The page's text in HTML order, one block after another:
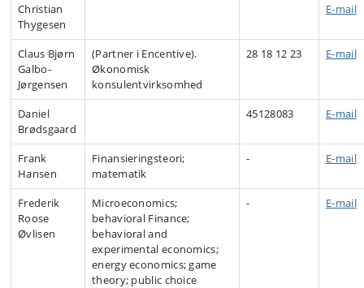
Christian
Thygesen
E-mail
Claus Bjørn
Galbo-
Jørgensen
(Partner i Encentive).
Økonomisk
konsulentvirksomhed
28 18 12 23 E-mail
Daniel
Brødsgaard
45128083 E-mail
Frank
Hansen
Finansieringsteori;
matematik
- E-mail
Frederik
Roose
Øvlisen
Microeconomics;
behavioral Finance;
behavioral and
experimental economics;
energy economics; game
theory; public choice
- E-mail